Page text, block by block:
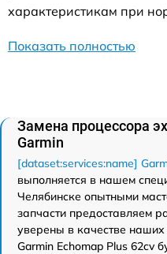
характеристикам при
Показать полностью
Замена процессора
Garmin
[dataset:services:name]
выполняется в нашем
Челябинске опытными
запчасти предоставляем
уверены в качестве наших
Garmin Echomap Plus 62cv